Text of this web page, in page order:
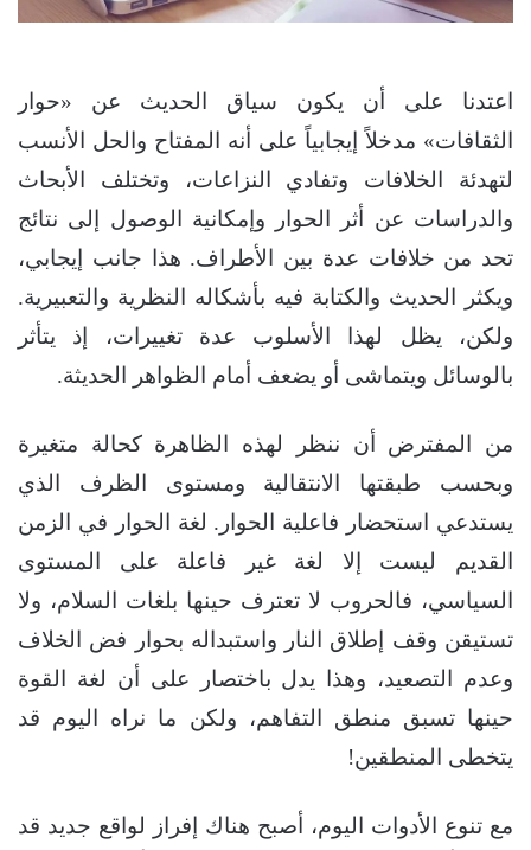
اعتدنا على أن يكون سياق الحديث عن «حوار
الثقافات» مدخلاً إيجابياً على أنه المفتاح والحل الأنسب
لتهدئة الخلافات وتفادي النزاعات، وتختلف الأبحاث
والدراسات عن أثر الحوار وإمكانية الوصول إلى نتائج
تحد من خلافات عدة بين الأطراف. هذا جانب إيجابي،
ويكثر الحديث والكتابة فيه بأشكاله النظرية والتعبيرية.
ولكن، يظل لهذا الأسلوب عدة تغييرات، إذ يتأثر
بالوسائل ويتماشى أو يضعف أمام الظواهر الحديثة.
من المفترض أن ننظر لهذه الظاهرة كحالة متغيرة
وبحسب طبقتها الانتقالية ومستوى الظرف الذي
يستدعي استحضار فاعلية الحوار. لغة الحوار في الزمن
القديم ليست إلا لغة غير فاعلة على المستوى
السياسي، فالحروب لا تعترف حينها بلغات السلام، ولا
تستيقن وقف إطلاق النار واستبداله بحوار فض الخلاف
وعدم التصعيد، وهذا يدل باختصار على أن لغة القوة
حينها تسبق منطق التفاهم، ولكن ما نراه اليوم قد
يتخطى المنطقين!
مع تنوع الأدوات اليوم، أصبح هناك إفراز لواقع جديد قد